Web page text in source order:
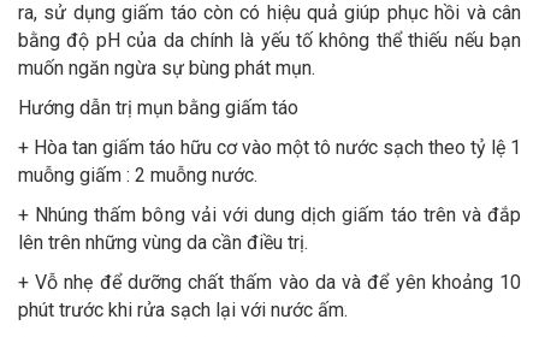
ra, sử dụng giấm táo còn có hiệu quả giúp phục hồi và cân
bằng độ pH của da chính là yếu tố không thể thiếu nếu bạn
muốn ngăn ngừa sự bùng phát mụn.
Hướng dẫn trị mụn bằng giấm táo
+ Hòa tan giấm táo hữu cơ vào một tô nước sạch theo tỷ lệ 1
muỗng giấm : 2 muỗng nước.
+ Nhúng thấm bông vải với dung dịch giấm táo trên và đắp
lên trên những vùng da cần điều trị.
+ Vỗ nhẹ để dưỡng chất thấm vào da và để yên khoảng 10
phút trước khi rửa sạch lại với nước ấm.